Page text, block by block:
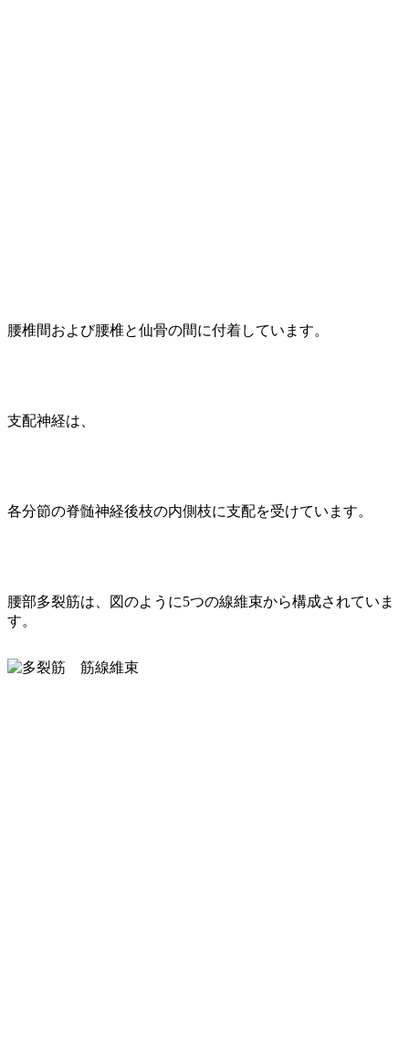
腰椎間および腰椎と仙骨の間に付着しています。
支配神経は、
各分節の脊髄神経後枝の内側枝に支配を受けています。
腰部多裂筋は、図のように5つの線維束から構成されていま
す。